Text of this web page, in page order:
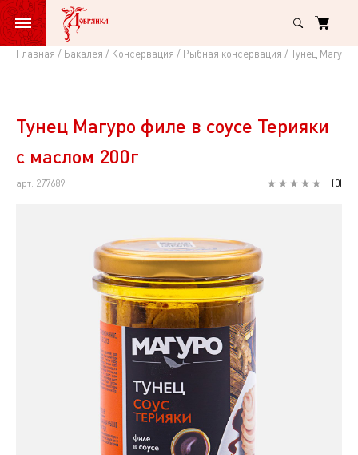
Главная Бакалея Консервация Рыбная консервация Тунец Магуро
Тунец
филе
соусе
Тунец Магуро филе в соусе Терияки
с маслом 200г
арт: 277689 (0)